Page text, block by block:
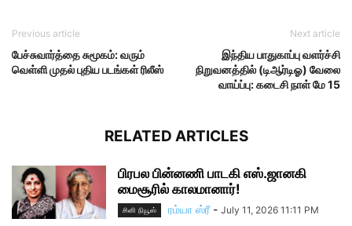
Previous article
பேச்சுவார்த்தை சுமூகம்: வரும்
வெள்ளி முதல் புதிய படங்கள் ரிலீஸ்
Next article
இந்திய பாதுகாப்பு வளர்ச்சி
நிறுவனத்தில் (டிஆர்டிஓ) வேலை
வாய்ப்பு: கடைசி நாள் மே 15
RELATED ARTICLES
பிரபல பின்னணி பாடகி எஸ்.ஜானகி
மைசூரில் காலமானார்!
சினி நியூஸ் ரம்யா ஸ்ரீ - July 11, 2026 11:11 PM